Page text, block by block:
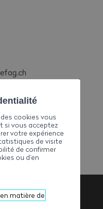
cookies vous
si vous acceptez
votre expérience
de visite
de confirmer
ou d’en
matière de